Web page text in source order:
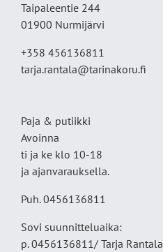
Taipaleentie 244
01900 Nurmijärvi
+358 456136811
tarja.rantala@tarinakoru.fi
Paja & putiikki
Avoinna
ti ja ke klo 10-18
ja ajanvarauksella.
Puh. 0456136811
Sovi suunnitteluaika:
p. 0456136811/ Tarja Rantala